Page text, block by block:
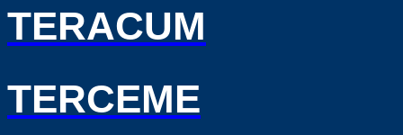
TERACUM
TERCEME